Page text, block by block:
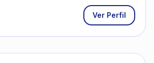
Ver Perfil